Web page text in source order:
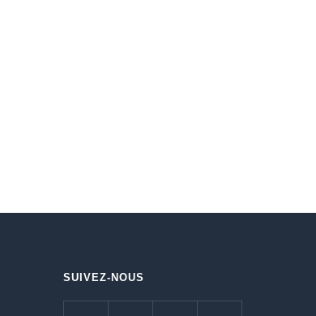
SUIVEZ-NOUS